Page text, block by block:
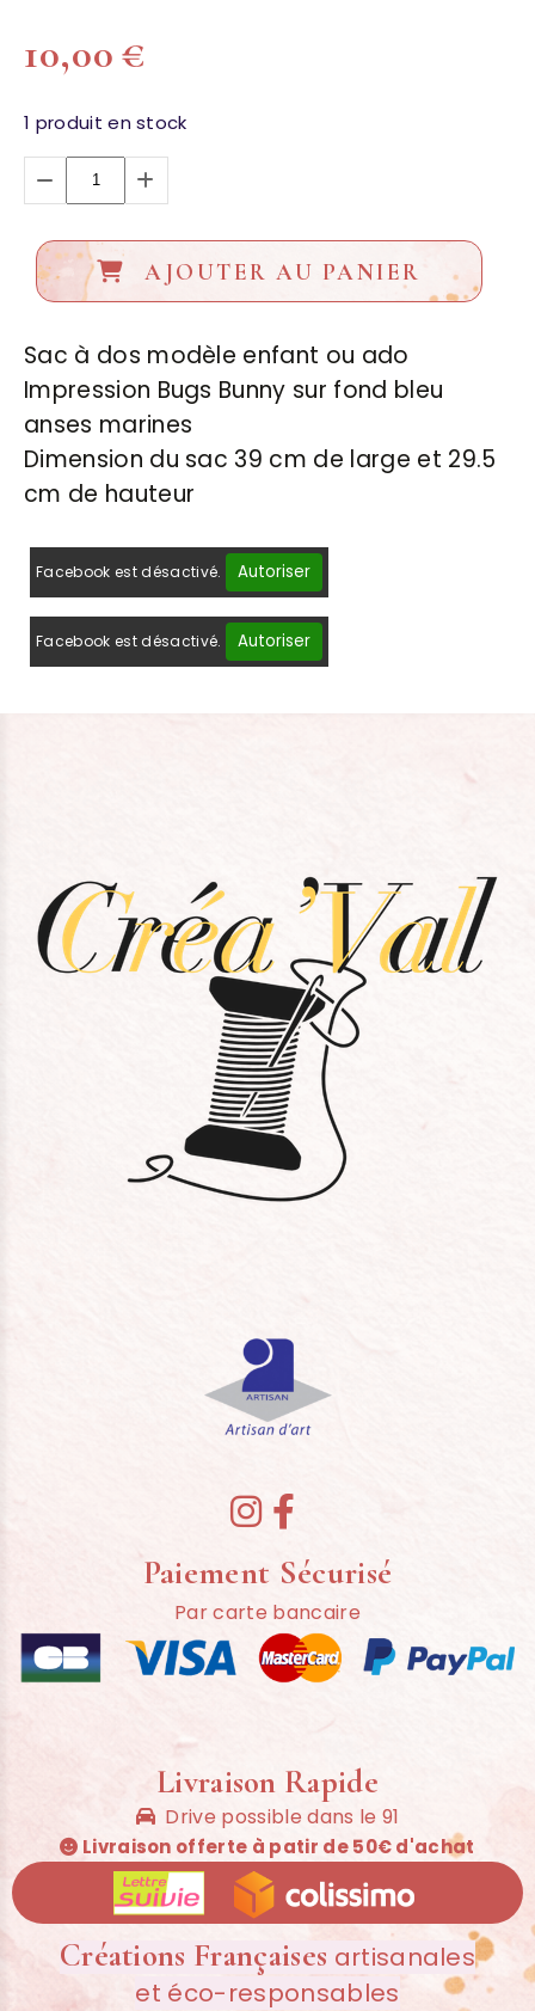
10,00€
1 produit en stock
AJOUTER AU PANIER
Sac à dos modèle enfant ou ado
Impression Bugs Bunny sur fond bleu
anses marines
Dimension du sac 39 cm de large et 29.5
cm de hauteur
Facebook est désactivé. Autoriser
Facebook est désactivé. Autoriser
 
Paiement Sécurisé
Par carte bancaire
Livraison Rapide
Drive possible dans le 91
 Livraison offerte à patir de 50€ d'achat
Créations Françaises artisanales
et éco-responsables